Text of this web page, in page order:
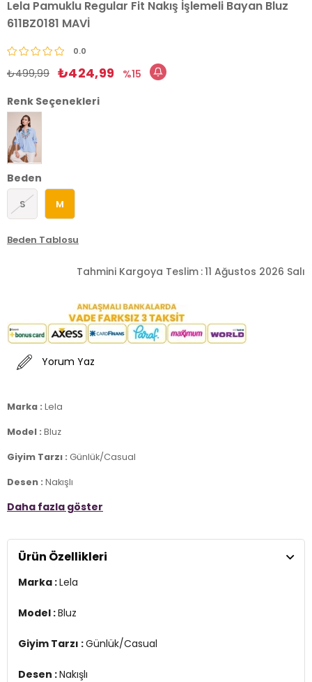
Lela Pamuklu Regular Fit Nakış İşlemeli Bayan Bluz
611BZ0181 MAVİ
0.0
₺499,99 ₺424,99
15
Renk Seçenekleri
Beden
S M
Beden Tablosu
Tahmini Kargoya Teslim :11 Ağustos 2026 Salı
Yorum Yaz
Marka : Lela
Model : Bluz
Giyim Tarzı : Günlük/Casual
Desen : Nakışlı
Materyal :% 100 Pamuk
Kol Bilgisi :Uzun Kol
Kalıp Bilgisi : Regular Fit
Manken Ölçüsü :
Basen : 89 cm / Beden : S
Üretim Yeri :Türkiye
Daha fazla göster
Ürün Özellikleri
Marka :Lela
Model :Bluz
Giyim Tarzı :Günlük/Casual
Desen :Nakışlı